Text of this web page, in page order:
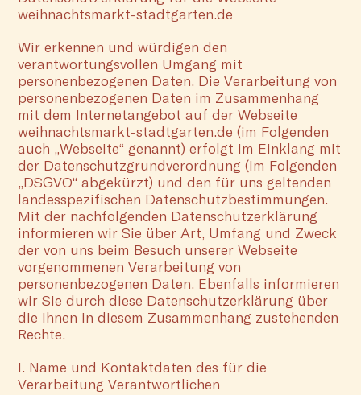
weihnachtsmarkt-stadtgarten.de
Wir erkennen und würdigen den
verantwortungsvollen Umgang mit
personenbezogenen Daten. Die Verarbeitung von
personenbezogenen Daten im Zusammenhang
mit dem Internetangebot auf der Webseite
weihnachtsmarkt-stadtgarten.de (im Folgenden
auch „Webseite“ genannt) erfolgt im Einklang mit
der Datenschutzgrundverordnung (im Folgenden
„DSGVO“ abgekürzt) und den für uns geltenden
landesspezifischen Datenschutzbestimmungen.
Mit der nachfolgenden Datenschutzerklärung
informieren wir Sie über Art, Umfang und Zweck
der von uns beim Besuch unserer Webseite
vorgenommenen Verarbeitung von
personenbezogenen Daten. Ebenfalls informieren
wir Sie durch diese Datenschutzerklärung über
die Ihnen in diesem Zusammenhang zustehenden
Rechte.
I. Name und Kontaktdaten des für die
Verarbeitung Verantwortlichen